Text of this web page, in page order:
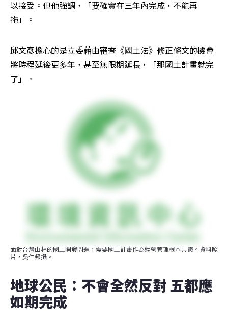
以接受。但他強調，「要確實在三年內完成，不能再
拖」。
邱文彥擔心的是立委藉由審查《國土法》修正條文的機會
將時程延後更多年，甚至無限期延長，「那國土計畫就完
了」。
面對台灣山林的國土開發問題，需要國土計畫作為經營管理根本共識。資料照
片，吳仁邦攝。
地球公民：不會全然反對 五都應
如期完成